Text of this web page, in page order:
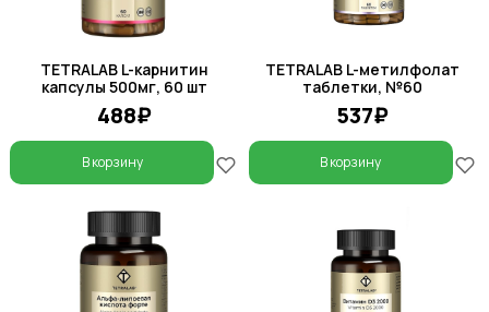
TETRALAB L-карнитин
капсулы 500мг, 60 шт
488₽
В корзину
TETRALAB L-метилфолат
таблетки, №60
537₽
В корзину